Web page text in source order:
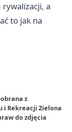
a
to jak na
z
i Rekreacji Zielona
do zdjęcia